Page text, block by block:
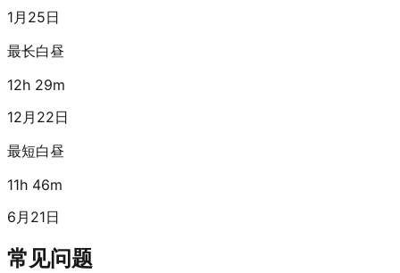
1月25日
最长白昼
12h 29m
12月22日
最短白昼
11h 46m
6月21日
常见问题